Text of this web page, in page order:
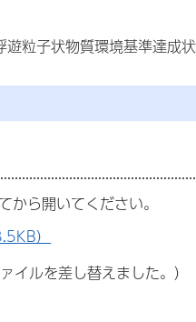
粒子状物質環境基準達成
ら開いてください。
）
ルを差し替えました。）